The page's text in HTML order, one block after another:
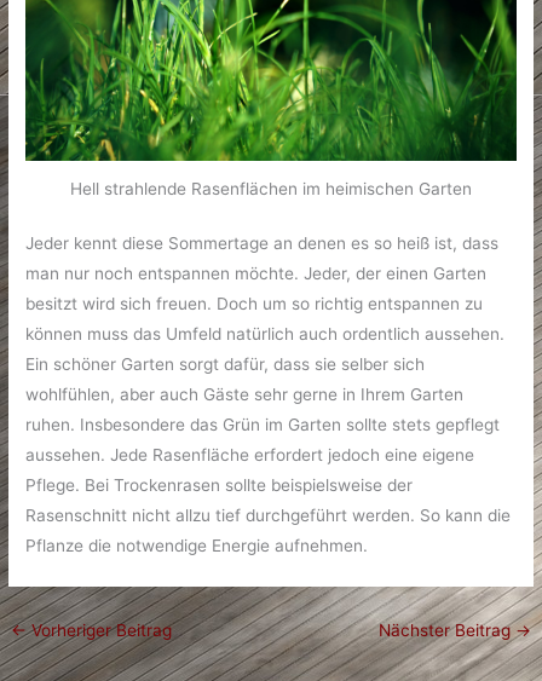
Hell strahlende Rasenflächen im heimischen Garten
Jeder kennt diese Sommertage an denen es so heiß ist, dass
man nur noch entspannen möchte. Jeder, der einen Garten
besitzt wird sich freuen. Doch um so richtig entspannen zu
können muss das Umfeld natürlich auch ordentlich aussehen.
Ein schöner Garten sorgt dafür, dass sie selber sich
wohlfühlen, aber auch Gäste sehr gerne in Ihrem Garten
ruhen. Insbesondere das Grün im Garten sollte stets gepflegt
aussehen. Jede Rasenfläche erfordert jedoch eine eigene
Pflege. Bei Trockenrasen sollte beispielsweise der
Rasenschnitt nicht allzu tief durchgeführt werden. So kann die
Pflanze die notwendige Energie aufnehmen.
←Vorheriger Beitrag Nächster Beitrag→